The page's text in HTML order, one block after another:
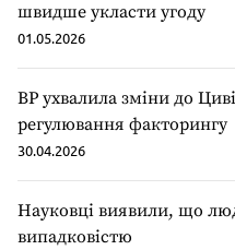
швидше укласти угоду
01.05.2026
ВР ухвалила зміни до
регулювання факторингу
30.04.2026
Науковці виявили, що
випадковістю